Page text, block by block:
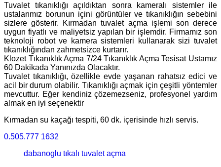
Tuvalet tıkanıklığı açıldıktan sonra kameralı sistemler ile
ustalarımız borunun içini görüntüler ve tıkanıklığın sebebini
sizlere gösterir. Kırmadan tuvalet açma işlemi son derece
uygun fiyatlı ve maliyetsiz yapılan bir işlemdir. Firmamız son
teknoloji robot ve kamera sistemleri kullanarak sizi tuvalet
tıkanıklığından zahmetsizce kurtarır.
Klozet Tıkanıklık Açma 7/24 Tıkanıklık Açma Tesisat Ustamız
60 Dakikada Yanınızda Olacaktır.
Tuvalet tıkanıklığı, özellikle evde yaşanan rahatsız edici ve
acil bir durum olabilir. Tıkanıklığı açmak için çeşitli yöntemler
mevcuttur. Eğer kendiniz çözemezseniz, profesyonel yardım
almak en iyi seçenektir
Kırmadan su kaçağı tespiti, 60 dk. içerisinde hızlı servis.
0.505.777 1632
dabanoglu tıkalı tuvalet açma